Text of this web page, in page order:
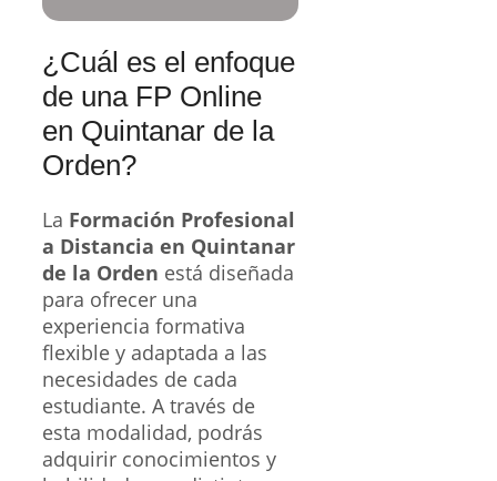
¿Cuál es el enfoque
de una FP Online
en Quintanar de la
Orden?
La Formación Profesional
a Distancia en Quintanar
de la Orden está diseñada
para ofrecer una
experiencia formativa
flexible y adaptada a las
necesidades de cada
estudiante. A través de
esta modalidad, podrás
adquirir conocimientos y